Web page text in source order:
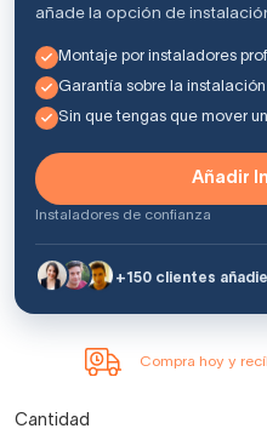
añade la opción de
Montaje por instaladores
Garantía sobre la instalación
Sin que tengas que mover
Añadir
Instaladores de confianza
+150 clientes
Compra hoy y
Cantidad